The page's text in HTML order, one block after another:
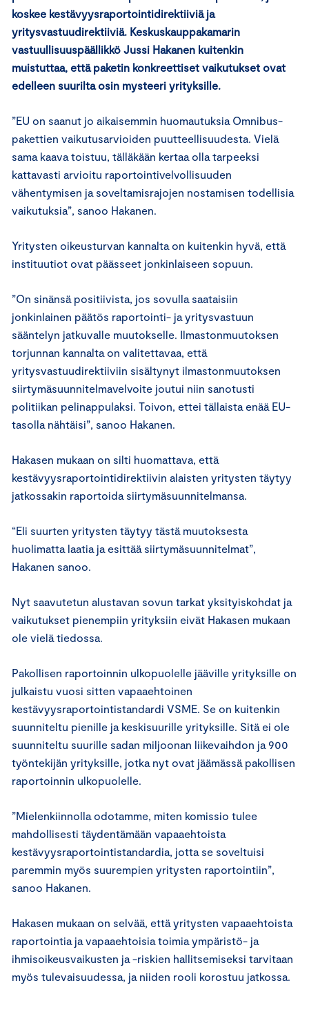
koskee kestävyysraportointidirektiiviä ja
yritysvastuudirektiiviä. Keskuskauppakamarin
vastuullisuuspäällikkö Jussi Hakanen kuitenkin
muistuttaa, että paketin konkreettiset vaikutukset ovat
edelleen suurilta osin mysteeri yrityksille.
”EU on saanut jo aikaisemmin huomautuksia Omnibus-
pakettien vaikutusarvioiden puutteellisuudesta. Vielä
sama kaava toistuu, tälläkään kertaa olla tarpeeksi
kattavasti arvioitu raportointivelvollisuuden
vähentymisen ja soveltamisrajojen nostamisen todellisia
vaikutuksia”, sanoo Hakanen.
Yritysten oikeusturvan kannalta on kuitenkin hyvä, että
instituutiot ovat päässeet jonkinlaiseen sopuun.
”On sinänsä positiivista, jos sovulla saataisiin
jonkinlainen päätös raportointi- ja yritysvastuun
sääntelyn jatkuvalle muutokselle. Ilmastonmuutoksen
torjunnan kannalta on valitettavaa, että
yritysvastuudirektiiviin sisältynyt ilmastonmuutoksen
siirtymäsuunnitelmavelvoite joutui niin sanotusti
politiikan pelinappulaksi. Toivon, ettei tällaista enää EU-
tasolla nähtäisi”, sanoo Hakanen.
Hakasen mukaan on silti huomattava, että
kestävyysraportointidirektiivin alaisten yritysten täytyy
jatkossakin raportoida siirtymäsuunnitelmansa.
“Eli suurten yritysten täytyy tästä muutoksesta
huolimatta laatia ja esittää siirtymäsuunnitelmat”,
Hakanen sanoo.
Nyt saavutetun alustavan sovun tarkat yksityiskohdat ja
vaikutukset pienempiin yrityksiin eivät Hakasen mukaan
ole vielä tiedossa.
Pakollisen raportoinnin ulkopuolelle jääville yrityksille on
julkaistu vuosi sitten vapaaehtoinen
kestävyysraportointistandardi VSME. Se on kuitenkin
suunniteltu pienille ja keskisuurille yrityksille. Sitä ei ole
suunniteltu suurille sadan miljoonan liikevaihdon ja 900
työntekijän yrityksille, jotka nyt ovat jäämässä pakollisen
raportoinnin ulkopuolelle.
”Mielenkiinnolla odotamme, miten komissio tulee
mahdollisesti täydentämään vapaaehtoista
kestävyysraportointistandardia, jotta se soveltuisi
paremmin myös suurempien yritysten raportointiin”,
sanoo Hakanen.
Hakasen mukaan on selvää, että yritysten vapaaehtoista
raportointia ja vapaaehtoisia toimia ympäristö- ja
ihmisoikeusvaikusten ja -riskien hallitsemiseksi tarvitaan
myös tulevaisuudessa, ja niiden rooli korostuu jatkossa.